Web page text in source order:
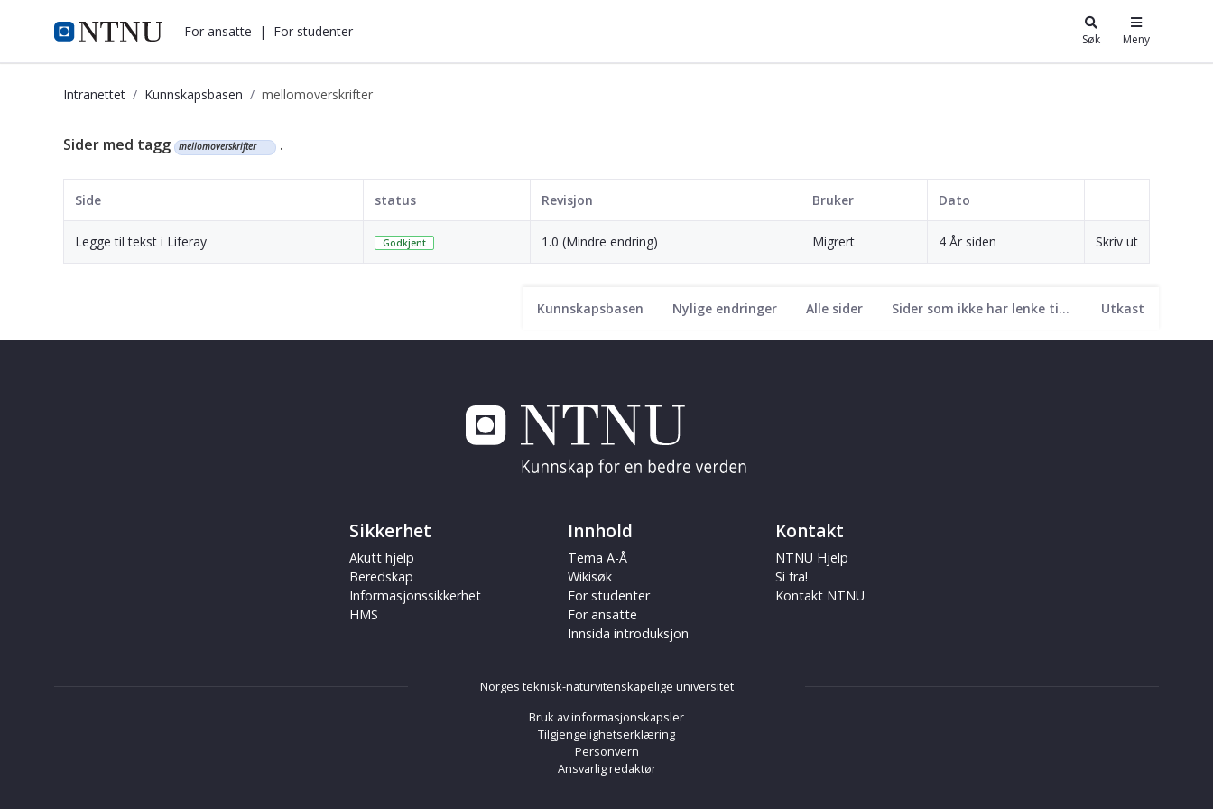
i.ntnu.no For ansatte | For studenter Søk Meny
Intranettet Kunnskapsbasen mellomoverskrifter
Kunnskapsbasen
Kunnskapsbasen Nylige endringer Alle sider Sider som ikke har lenke til seg Utkast
Sider med tagg mellomoverskrifter .
Side status Revisjon Bruker Dato
Legge til tekst i Liferay Godkjent 1.0 (Mindre endring) Migrert 4 År siden Skriv ut
Sikkerhet
Akutt hjelp
Beredskap
Informasjonssikkerhet
HMS
Innhold
Tema A-Å
Wikisøk
For studenter
For ansatte
Innsida introduksjon
Kontakt
NTNU Hjelp
Si fra!
Kontakt NTNU
Norges teknisk-naturvitenskapelige universitet
Bruk av informasjonskapsler
Tilgjengelighetserklæring
Personvern
Ansvarlig redaktør